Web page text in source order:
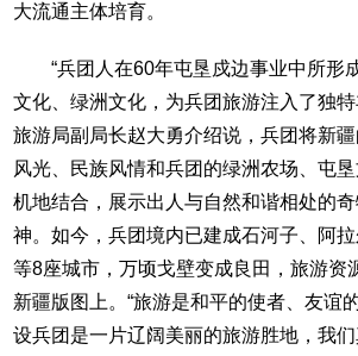
大流通主体培育。
“兵团人在60年屯垦戍边事业中所形
文化、绿洲文化，为兵团旅游注入了独特
旅游局副局长赵大勇介绍说，兵团将新
风光、民族风情和兵团的绿洲农场、屯
机地结合，展示出人与自然和谐相处的
神。如今，兵团境内已建成石河子、阿
等8座城市，万顷戈壁变成良田，旅游资
新疆版图上。“旅游是和平的使者、友谊
设兵团是一片辽阔美丽的旅游胜地，我